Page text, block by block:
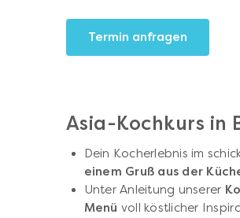
Termin anfragen
Asia-Kochkurs in
Dein Kocherlebnis im
einem Gruß aus der
Unter Anleitung unserer
Menü voll köstlicher